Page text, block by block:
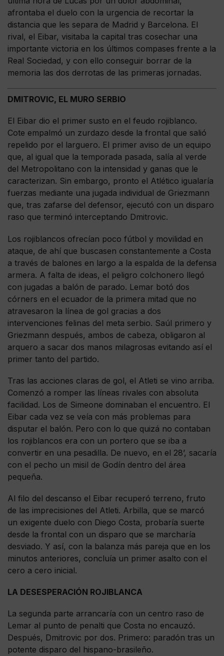
afrontaba el duelo con la urgencia de recortar la
distancia que les separa de Madrid y Barcelona. El
rival, el Eibar, visitaba la capital tras cosechar una
importante victoria en los últimos compases frente a la
Real Sociedad, y con ello conseguir borrar de la
memoria las dos derrotas de las primeras jornadas.
DMITROVIC, EL MURO SERBIO
El Eibar dio el primer susto en el feudo rojiblanco.
Cote empalmó un zurdazo desde la frontal que salió
repelido por el larguero. El primer aviso de un equipo
que, al igual que la temporada pasada, salía al verde
del Metropolitano con la intensidad y ganas que le
caracterizan. Sin embargo, pronto el Atlético igualaría
fuerzas mediante una jugada individual de Griezmann
que, tras zafarse del defensor, ejecutó con un disparo
raso que terminó interceptando Dmitrovic.
Los rojiblancos ofrecían poco fútbol y movilidad en
ataque, de ahí que buscasen constantemente a Costa
a través de balones en largo a la espalda de la defensa
armera. A falta de ideas, el peligro colchonero llegó
con jugadas a balón de parado. Lemar botó dos
córners en el ecuador de la primera mitad que no
atravesaron la línea de gol gracias a dos
intervenciones felinas del meta serbio. Saúl primero y
Griezmann después, ambos de cabeza, obligaron al
arquero a sacar dos manos milagrosas evitando así el
primer tanto del partido.
Tras las acciones claras de gol, el Atleti se vino arriba.
Comenzó a romper las líneas rivales con absoluta
facilidad. Los de Simeone dominaban el encuentro. El
Eibar cada vez se veía con más problemas para
disputar el balón. Pero con lo que quizá no contaban
los rojiblancos era con un portero que se iba a
convertir en una pesadilla. De nuevo, en el 28’, sacaría
con el pecho un misil de Godín dentro del área
pequeña.
Al filo del descanso el Eibar recuperó terreno, fruto
de las imprecisiones del Atleti. Arbilla, que se marcó
un exigente duelo con Diego Costa, probaría suerte
desde la frontal con un disparo que se marcharía
desviado. Y así, con la balanza más pareja que en los
minutos anteriores, concluía un primer asalto con el
cero a cero inicial.
LA DESESPERACIÓN ROJIBLANCA
La segunda parte arrancaría con un centro raso de
Lemar al punto de penalti que Costa no encauzó.
Después, Dmitrovic por dos. Primero: paradón tras un
potente disparo del hispano-brasileño.